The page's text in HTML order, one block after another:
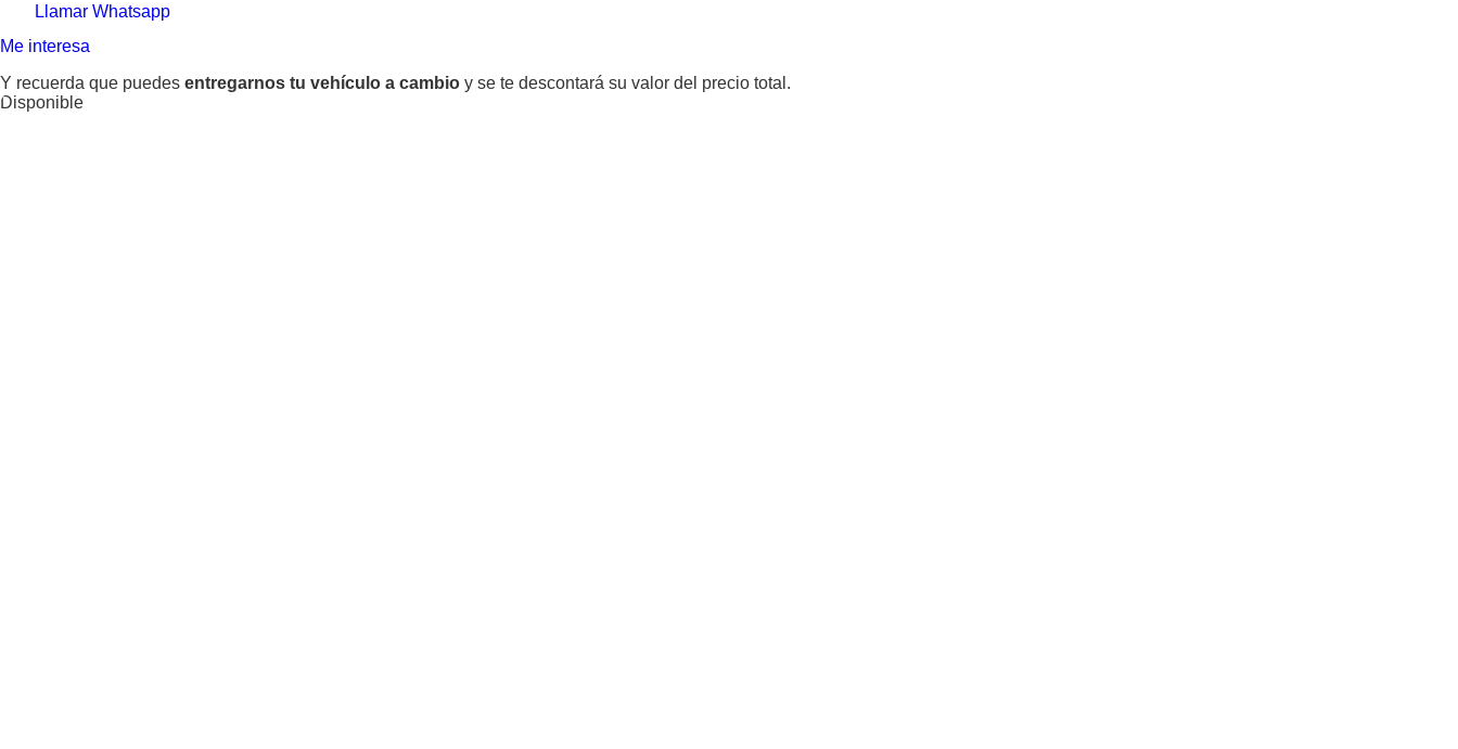
Llamar Whatsapp
Me interesa
Y recuerda que puedes entregarnos tu vehículo a cambio y se te descontará su valor del precio total.
Disponible